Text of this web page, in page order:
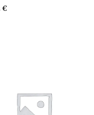
€